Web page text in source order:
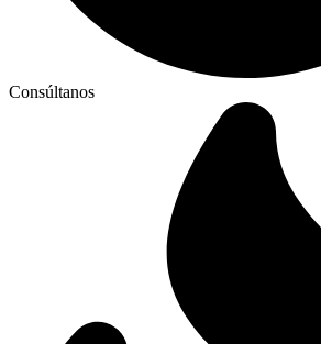
Consúltanos